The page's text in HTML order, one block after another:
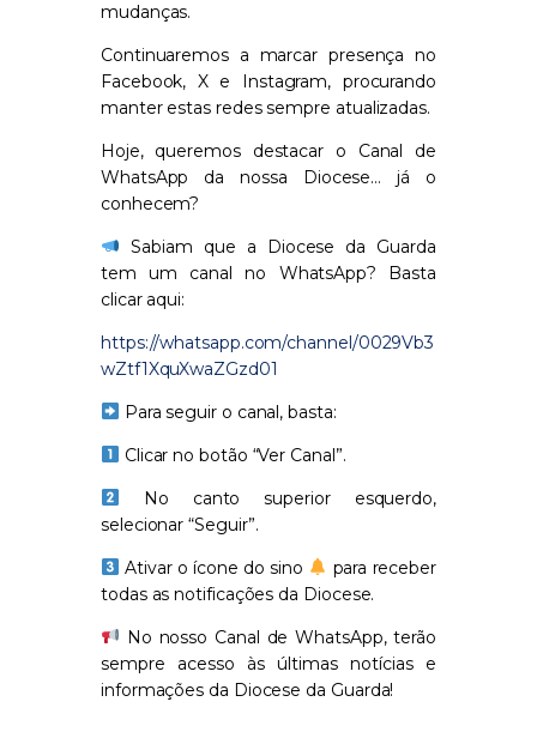
mudanças.
Continuaremos a marcar presença no
Facebook, X e Instagram, procurando
manter estas redes sempre atualizadas.
Hoje, queremos destacar o Canal de
WhatsApp da nossa Diocese… já o
conhecem?
Sabiam que a Diocese da Guarda
tem um canal no WhatsApp? Basta
clicar aqui:
https://whatsapp.com/channel/0029Vb3
wZtf1XquXwaZGzd01
Para seguir o canal, basta:
Clicar no botão “Ver Canal”.
No canto superior esquerdo,
selecionar“Seguir”.
Ativar o ícone do sino
para receber
todas as notificações da Diocese.
No nosso Canal de WhatsApp, terão
sempre acesso às últimas notícias e
informações da Diocese da Guarda!